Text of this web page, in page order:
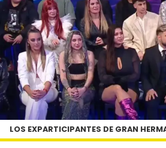
LOS EXPARTICIPANTES DE GRAN